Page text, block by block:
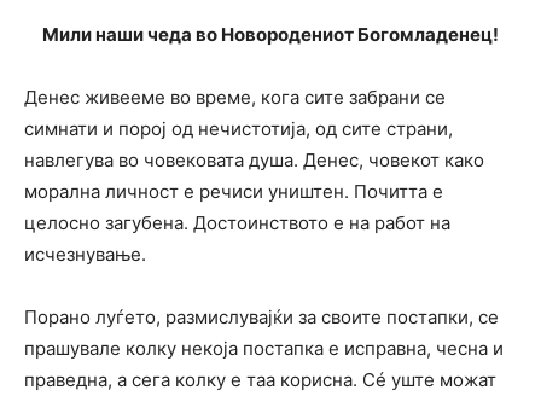
Мили наши чеда во Новородениот Богомладенец!
Денес живееме во време, кога сите забрани се
симнати и порој од нечистотија, од сите страни,
навлегува во човековата душа. Денес, човекот како
морална личност е речиси уништен. Почитта е
целосно загубена. Достоинството е на работ на
исчезнување.
Порано луѓето, размислувајќи за своите постапки, се
прашувале колку некоја постапка е исправна, чесна и
праведна, а сега колку е таа корисна. Сé уште можат